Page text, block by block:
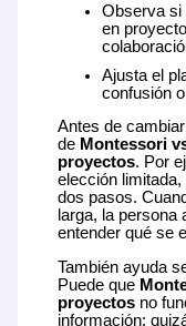
Observa si
en
Ajusta el
confusión
Antes de
de Montessori
proyectos. Por
elección
dos pasos.
larga, la persona
entender qué se
También ayuda
Puede que
proyectos no
información: